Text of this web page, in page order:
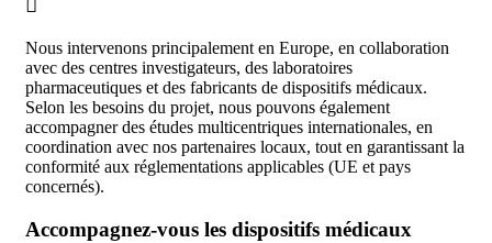
Nous intervenons principalement en Europe, en collaboration
avec des centres investigateurs, des laboratoires
pharmaceutiques et des fabricants de dispositifs médicaux.
Selon les besoins du projet, nous pouvons également
accompagner des études multicentriques internationales, en
coordination avec nos partenaires locaux, tout en garantissant la
conformité aux réglementations applicables (UE et pays
concernés).
Accompagnez-vous les dispositifs médicaux